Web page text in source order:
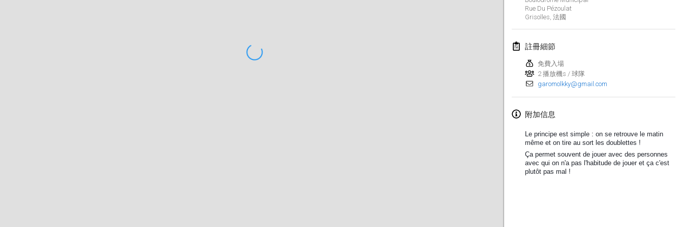
Rue Du Pézoulat
Grisolles 法國
註冊細節
免費入場
2 播放機s / 球隊
garomolkky@gmail.com
附加信息
Le principe est simple : on se retrouve le matin
même et on tire au sort les doublettes !
Ça permet souvent de jouer avec des personnes
avec qui on n'a pas l'habitude de jouer et ça c'est
plutôt pas mal !
2019年2月
Kotka Mölkky Open Indoor
2019年2月2日
Lumi Mölkky
2019年2月9日|芬蘭
2019年2月9日|法國
OTH
2019年2月16日